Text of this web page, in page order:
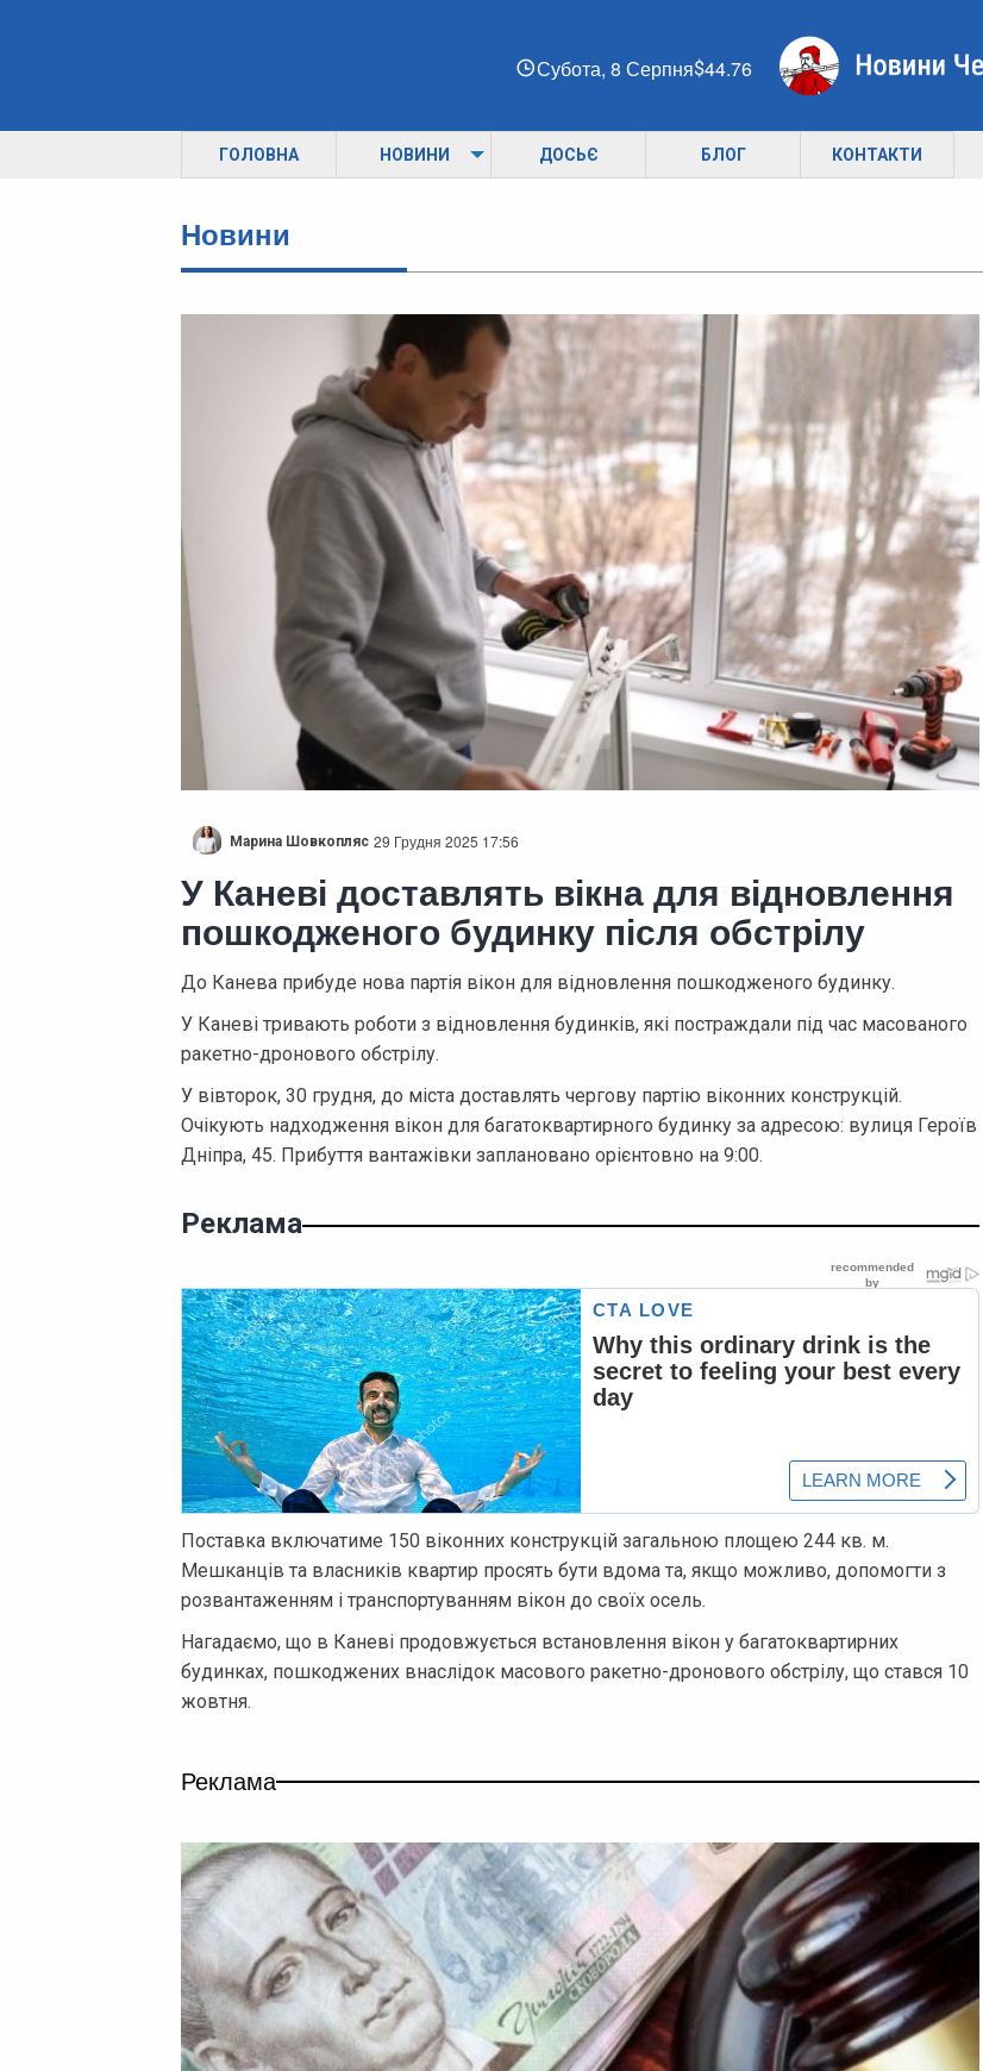
Субота, 8 Серпня 44.76
ГОЛОВНА НОВИНИ ДОСЬЄ БЛОГ КОНТАКТИ
Новини
Марина Шовкопляс 29 Грудня 2025 17:56
У Каневі доставлять вікна для відновлення
пошкодженого будинку після обстрілу
До Канева прибуде нова партія вікон для відновлення пошкодженого будинку.
У Каневі тривають роботи з відновлення будинків, які постраждали під час масованого
ракетно-дронового обстрілу.
У вівторок, 30 грудня, до міста доставлять чергову партію віконних конструкцій.
Очікують надходження вікон для багатоквартирного будинку за адресою: вулиця Героїв
Дніпра, 45. Прибуття вантажівки заплановано орієнтовно на 9:00.
Реклама
Поставка включатиме 150 віконних конструкцій загальною площею 244 кв. м.
Мешканців та власників квартир просять бути вдома та, якщо можливо, допомогти з
розвантаженням і транспортуванням вікон до своїх осель.
Нагадаємо, що в Каневі продовжується встановлення вікон у багатоквартирних
будинках, пошкоджених внаслідок масового ракетно-дронового обстрілу, що стався 10
жовтня.
Реклама